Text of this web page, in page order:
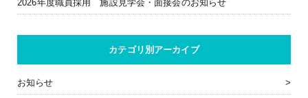
2026年度職員採用 施設見学会・面接会のお知らせ
カテゴリ別アーカイブ
お知らせ